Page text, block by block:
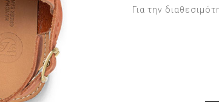
Για την